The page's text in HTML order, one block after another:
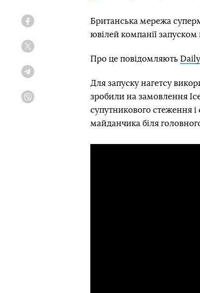
Британська мережа
ювілей компанії запуском
Про це повідомляють
Для запуску нагетсу
зробили на замовлення
супутникового стеження
майданчика біля